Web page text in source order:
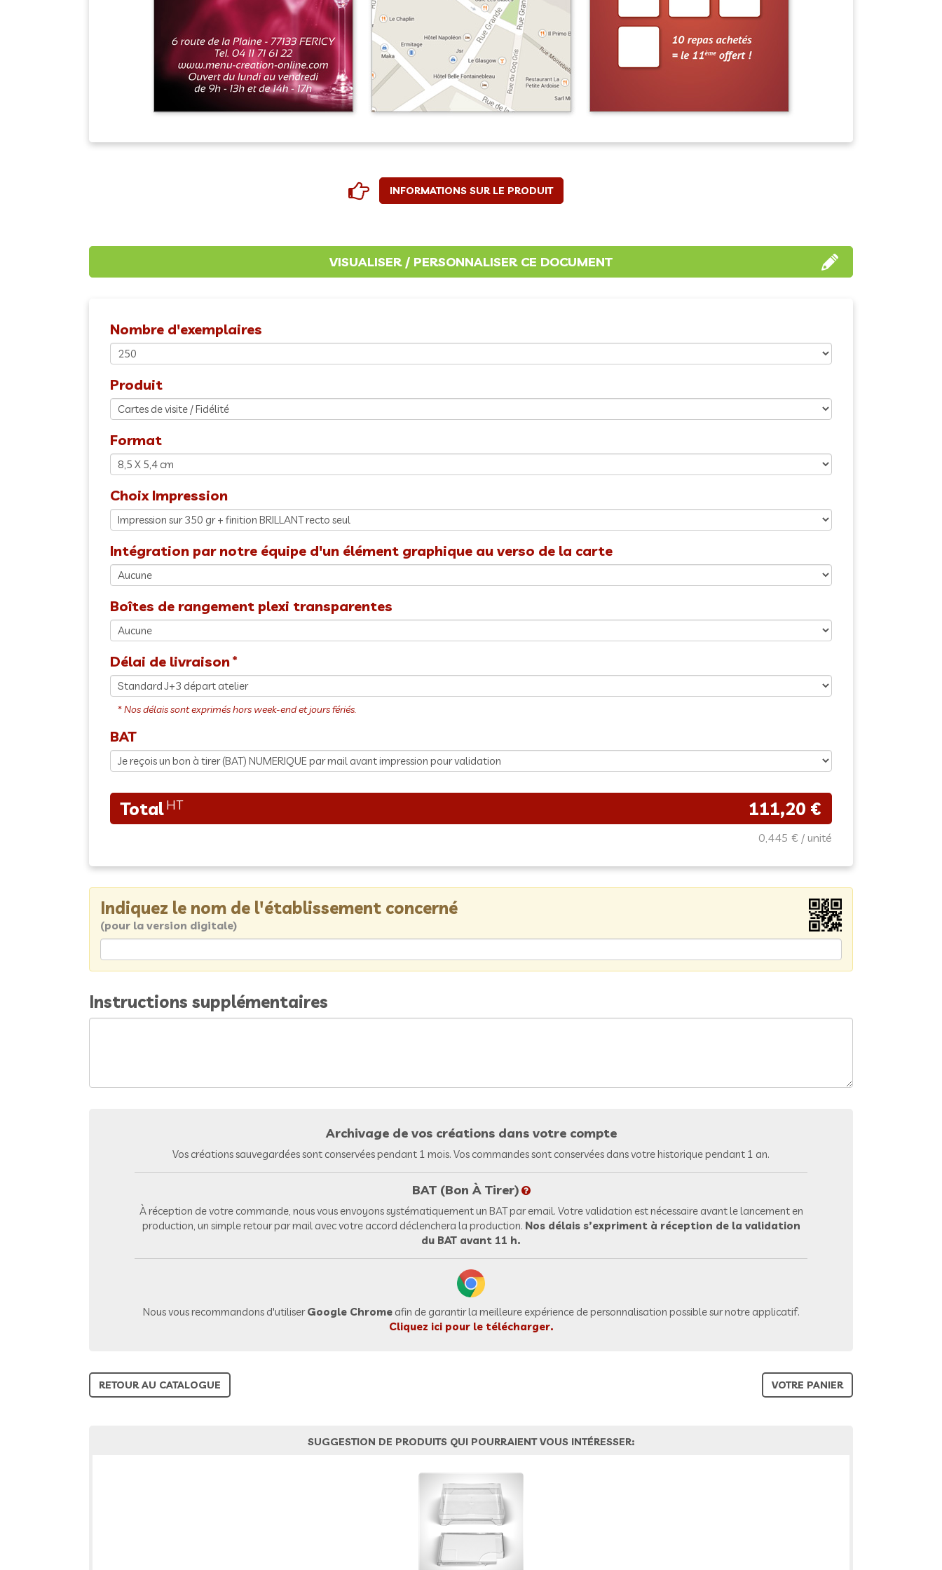
INFORMATIONS SUR LE PRODUIT
Nombre d'exemplaires
Produit
Format
Choix Impression
Intégration par notre équipe d'un élément graphique au verso de la carte
Boîtes de rangement plexi transparentes
Délai de livraison
BAT
111,20 €
0,445 €
Indiquez le nom de l'établissement concerné
(pour la version digitale)
Instructions supplémentaires
Archivage de vos créations dans votre compte
Vos créations sauvegardées sont conservées pendant 1 mois. Vos commandes sont conservées dans votre historique pendant 1 an.
BAT (Bon À Tirer)
À réception de votre commande, nous vous envoyons systématiquement un BAT par email. Votre validation est nécessaire avant le lancement en
production, un simple retour par mail avec votre accord déclenchera la production. Nos délais s’expriment à réception de la validation
du BAT avant 11 h.
Nous vous recommandons d'utiliserGoogle Chromeafin de garantir la meilleure expérience de personnalisation possible sur notre applicatif.
Cliquez ici pour le télécharger.
RETOUR AU CATALOGUE VOTRE PANIER
SUGGESTION DE PRODUITS QUI POURRAIENT VOUS INTÉRESSER: